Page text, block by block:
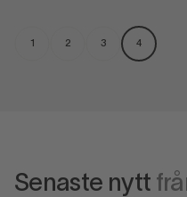
1 2 3 4
Senaste nytt